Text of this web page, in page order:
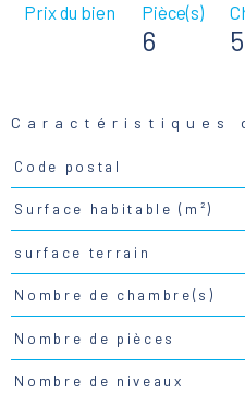
Prix du bien Pièce(s)
6 5
Caractéristiques
Caractéristiques
Code postal
Surface habitable (m²)
surface terrain
Nombre de chambre(s)
Nombre de pièces
Nombre de niveaux